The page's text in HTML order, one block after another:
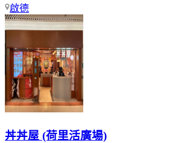
啟德
丼丼屋 (荷里活廣場)